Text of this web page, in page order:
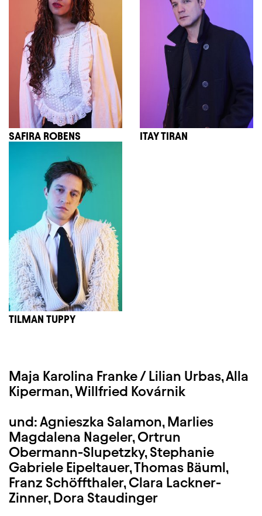
SAFIRA ROBENS ITAY TIRAN
TILMAN TUPPY
Maja Karolina Franke /Lilian Urbas, Alla
Kiperman, Willfried Kovárnik
und: Agnieszka Salamon, Marlies
Magdalena Nageler, Ortrun
Obermann-Slupetzky, Stephanie
Gabriele Eipeltauer, Thomas Bäuml,
Franz Schöffthaler, Clara Lackner-
Zinner, Dora Staudinger